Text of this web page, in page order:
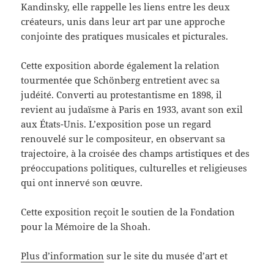
Kandinsky, elle rappelle les liens entre les deux
créateurs, unis dans leur art par une approche
conjointe des pratiques musicales et picturales.
Cette exposition aborde également la relation
tourmentée que Schönberg entretient avec sa
judéité. Converti au protestantisme en 1898, il
revient au judaïsme à Paris en 1933, avant son exil
aux États-Unis. L’exposition pose un regard
renouvelé sur le compositeur, en observant sa
trajectoire, à la croisée des champs artistiques et des
préoccupations politiques, culturelles et religieuses
qui ont innervé son œuvre.
Cette exposition reçoit le soutien de la Fondation
pour la Mémoire de la Shoah.
Plus d’information sur le site du musée d’art et